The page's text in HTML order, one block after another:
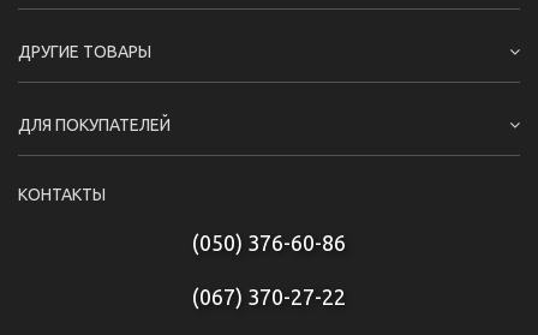
ДРУГИЕ ТОВАРЫ
ДЛЯ ПОКУПАТЕЛЕЙ
КОНТАКТЫ
(050) 376-60-86
(067) 370-27-22